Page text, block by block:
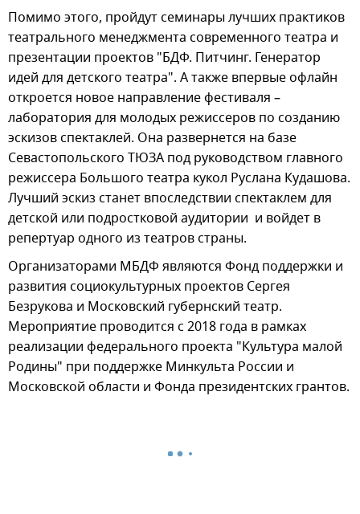
Помимо этого, пройдут семинары лучших практиков
театрального менеджмента современного театра и
презентации проектов "БДФ. Питчинг. Генератор
идей для детского театра". А также впервые офлайн
откроется новое направление фестиваля –
лаборатория для молодых режиссеров по созданию
эскизов спектаклей. Она развернется на базе
Севастопольского ТЮЗА под руководством главного
режиссера Большого театра кукол Руслана Кудашова.
Лучший эскиз станет впоследствии спектаклем для
детской или подростковой аудитории и войдет в
репертуар одного из театров страны.
Организаторами МБДФ являются Фонд поддержки и
развития социокультурных проектов Сергея
Безрукова и Московский губернский театр.
Мероприятие проводится с 2018 года в рамках
реализации федерального проекта "Культура малой
Родины" при поддержке Минкульта России и
Московской области и Фонда президентских грантов.